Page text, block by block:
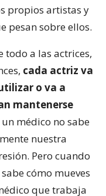
propios artistas y
pesan sobre ellos.
todo a las actrices,
cada actriz va
o va a
mantenerse
un médico no sabe
nuestra
Pero cuando
cómo mueves
que trabaja